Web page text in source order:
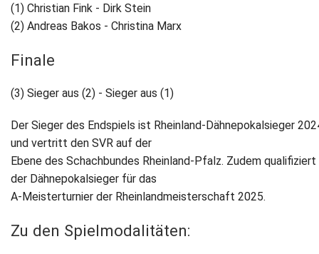
Impressum
(1) Christian Fink - Dirk Stein
(2) Andreas Bakos - Christina Marx
Finale
(3) Sieger aus (2) - Sieger aus (1)
Der Sieger des Endspiels ist Rheinland-Dähnepokalsieger
und vertritt den SVR auf der
Ebene des Schachbundes Rheinland-Pfalz. Zudem qualifiziert
der Dähnepokalsieger für das
A-Meisterturnier der Rheinlandmeisterschaft 2025.
Zu den Spielmodalitäten: